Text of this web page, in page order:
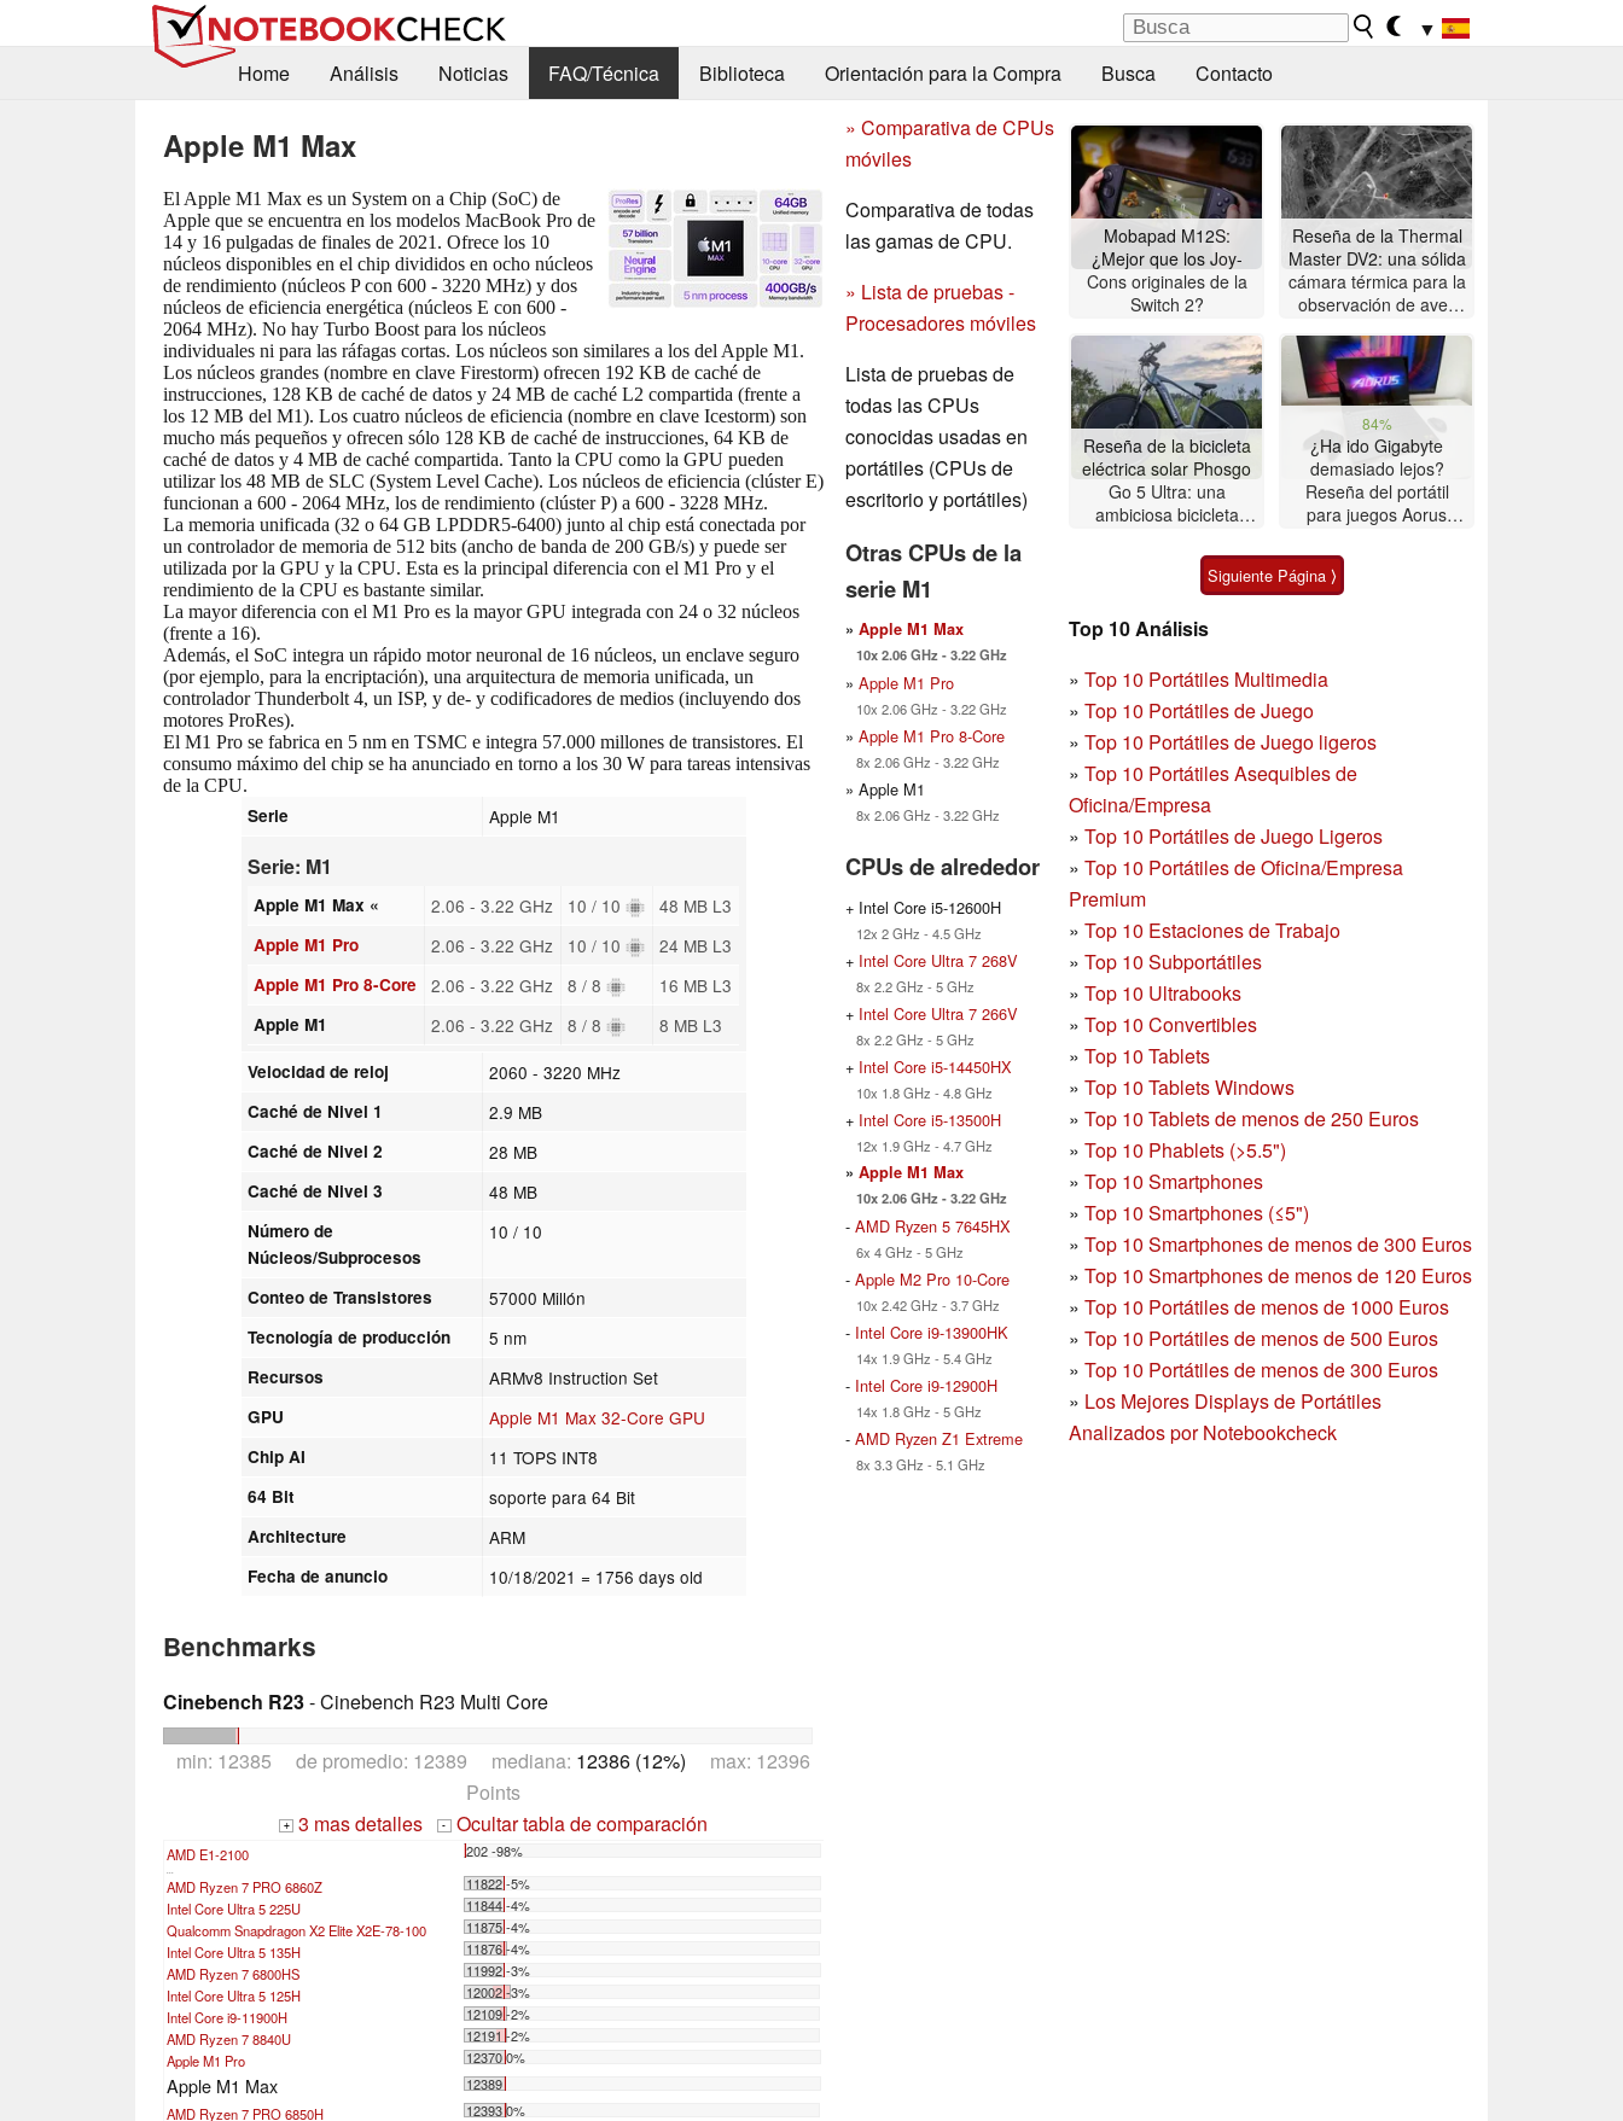
▼
Home
Análisis Noticias FAQ/Técnica Biblioteca Orientación para la Compra Busca Contacto
Apple M1 Max
El Apple M1 Max es un System on a Chip (SoC) de
Apple que se encuentra en los modelos MacBook Pro de
14 y 16 pulgadas de finales de 2021. Ofrece los 10
núcleos disponibles en el chip divididos en ocho núcleos
de rendimiento (núcleos P con 600 - 3220 MHz) y dos
núcleos de eficiencia energética (núcleos E con 600 -
2064 MHz). No hay Turbo Boost para los núcleos
individuales ni para las ráfagas cortas. Los núcleos son similares a los del Apple M1.
Los núcleos grandes (nombre en clave Firestorm) ofrecen 192 KB de caché de
instrucciones, 128 KB de caché de datos y 24 MB de caché L2 compartida (frente a
los 12 MB del M1). Los cuatro núcleos de eficiencia (nombre en clave Icestorm) son
mucho más pequeños y ofrecen sólo 128 KB de caché de instrucciones, 64 KB de
caché de datos y 4 MB de caché compartida. Tanto la CPU como la GPU pueden
utilizar los 48 MB de SLC (System Level Cache). Los núcleos de eficiencia (clúster E)
funcionan a 600 - 2064 MHz, los de rendimiento (clúster P) a 600 - 3228 MHz.
La memoria unificada (32 o 64 GB LPDDR5-6400) junto al chip está conectada por
un controlador de memoria de 512 bits (ancho de banda de 200 GB/s) y puede ser
utilizada por la GPU y la CPU. Esta es la principal diferencia con el M1 Pro y el
rendimiento de la CPU es bastante similar.
La mayor diferencia con el M1 Pro es la mayor GPU integrada con 24 o 32 núcleos
(frente a 16).
Además, el SoC integra un rápido motor neuronal de 16 núcleos, un enclave seguro
(por ejemplo, para la encriptación), una arquitectura de memoria unificada, un
controlador Thunderbolt 4, un ISP, y de- y codificadores de medios (incluyendo dos
motores ProRes).
El M1 Pro se fabrica en 5 nm en TSMC e integra 57.000 millones de transistores. El
consumo máximo del chip se ha anunciado en torno a los 30 W para tareas intensivas
de la CPU.
Serie Apple M1
Serie: M1
Apple M1 Max « 2.06 - 3.22 GHz 10 / 10 48 MB L3
Apple M1 Pro 2.06 - 3.22 GHz 10 / 10 24 MB L3
Apple M1 Pro 8-Core 2.06 - 3.22 GHz 8 / 8 16 MB L3
Apple M1 2.06 - 3.22 GHz 8 / 8 8 MB L3
Velocidad de reloj 2060 - 3220 MHz
Caché de Nivel 1 2.9 MB
Caché de Nivel 2 28 MB
Caché de Nivel 3 48 MB
Número de
Núcleos/Subprocesos
10 / 10
Conteo de Transistores 57000 Millón
Tecnología de producción 5 nm
Recursos ARMv8 Instruction Set
GPU Apple M1 Max 32-Core GPU
Chip AI 11 TOPS INT8
64 Bit soporte para 64 Bit
Architecture ARM
Fecha de anuncio 10/18/2021 = 1756 days old
Benchmarks
Cinebench R23- Cinebench R23 Multi Core
min: 12385 de promedio: 12389 mediana: 12386 (12%) max: 12396
Points
+ 3 mas detalles - Ocultar tabla de comparación
AMD E1-2100 202 -98%
AMD Ryzen 7 PRO 6860Z
11822 -5%
Intel Core Ultra 5 225U
11844 -4%
Qualcomm Snapdragon X2 Elite X2E-78-100
11875 -4%
Intel Core Ultra 5 135H
11876 -4%
AMD Ryzen 7 6800HS
11992 -3%
Intel Core Ultra 5 125H
12002 -3%
Intel Core i9-11900H
12109 -2%
AMD Ryzen 7 8840U
12191 -2%
Apple M1 Pro
12370 0%
Apple M1 Max
12389
AMD Ryzen 7 PRO 6850H
12393 0%
» Comparativa de CPUs
móviles
Comparativa de todas
las gamas de CPU.
» Lista de pruebas -
Procesadores móviles
Lista de pruebas de
todas las CPUs
conocidas usadas en
portátiles (CPUs de
escritorio y portátiles)
Otras CPUs de la
serie M1
» Apple M1 Max
10x 2.06 GHz - 3.22 GHz
» Apple M1 Pro
10x 2.06 GHz - 3.22 GHz
» Apple M1 Pro 8-Core
8x 2.06 GHz - 3.22 GHz
» Apple M1
8x 2.06 GHz - 3.22 GHz
CPUs de alrededor
+ Intel Core i5-12600H
12x 2 GHz - 4.5 GHz
+ Intel Core Ultra 7 268V
8x 2.2 GHz - 5 GHz
+ Intel Core Ultra 7 266V
8x 2.2 GHz - 5 GHz
+ Intel Core i5-14450HX
10x 1.8 GHz - 4.8 GHz
+ Intel Core i5-13500H
12x 1.9 GHz - 4.7 GHz
» Apple M1 Max
10x 2.06 GHz - 3.22 GHz
- AMD Ryzen 5 7645HX
6x 4 GHz - 5 GHz
- Apple M2 Pro 10-Core
10x 2.42 GHz - 3.7 GHz
- Intel Core i9-13900HK
14x 1.9 GHz - 5.4 GHz
- Intel Core i9-12900H
14x 1.8 GHz - 5 GHz
- AMD Ryzen Z1 Extreme
8x 3.3 GHz - 5.1 GHz
Mobapad M12S:
¿Mejor que los Joy-
Cons originales de la
Switch 2?
Reseña de la Thermal
Master DV2: una sólida
cámara térmica para la
observación de aves
pulgadas
Reseña de la bicicleta
eléctrica solar Phosgo
Go 5 Ultra: una
ambiciosa bicicleta
algunas peculiaridades
84%
¿Ha ido Gigabyte
demasiado lejos?
Reseña del portátil
para juegos Aorus
Siguiente Página ⟩
Top 10 Análisis
» Top 10 Portátiles Multimedia
» Top 10 Portátiles de Juego
» Top 10 Portátiles de Juego ligeros
» Top 10 Portátiles Asequibles de
Oficina/Empresa
» Top 10 Portátiles de Juego Ligeros
» Top 10 Portátiles de Oficina/Empresa
Premium
» Top 10 Estaciones de Trabajo
» Top 10 Subportátiles
» Top 10 Ultrabooks
» Top 10 Convertibles
» Top 10 Tablets
» Top 10 Tablets Windows
» Top 10 Tablets de menos de 250 Euros
» Top 10 Phablets (>5.5")
» Top 10 Smartphones
» Top 10 Smartphones (≤5")
» Top 10 Smartphones de menos de 300 Euros
» Top 10 Smartphonesde menos de 120 Euros
» Top 10 Portátiles de menos de 1000 Euros
» Top 10 Portátiles de menos de 500 Euros
» Top 10 Portátiles de menos de 300 Euros
» Los Mejores Displays de Portátiles
Analizados por Notebookcheck